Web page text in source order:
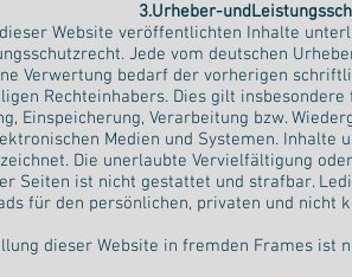
3.Urheber-
Website veröffentlichten Inhalte
Jede vom deutschen
Verwertung bedarf der vorherigen
Rechteinhabers. Dies gilt
Einspeicherung, Verarbeitung bzw.
Medien und Systemen. Inhalte
Die unerlaubte Vervielfältigung
Seiten ist nicht gestattet und strafbar.
für den persönlichen, privaten und nicht
dieser Website in fremden Frames ist